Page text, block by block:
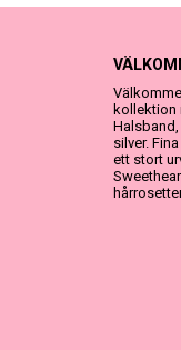
kollektion
silver.
ett stort